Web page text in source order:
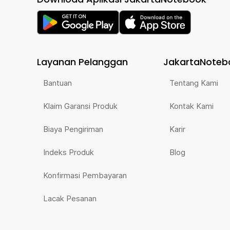
Layanan Pelanggan
Bantuan
Klaim Garansi Produk
Biaya Pengiriman
Indeks Produk
Konfirmasi Pembayaran
Lacak Pesanan
Tentang Kami
Kontak Kami
Karir
Blog